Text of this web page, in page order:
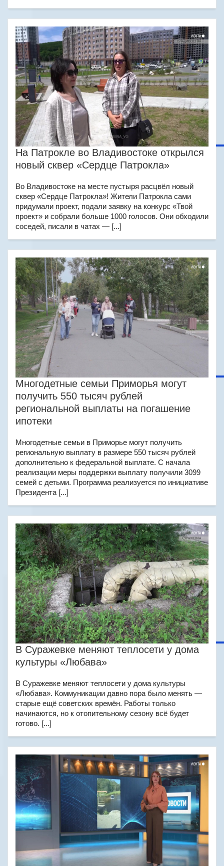
На Патрокле во Владивостоке открылся
новый сквер «Сердце Патрокла»
Во Владивостоке на месте пустыря расцвёл новый
сквер «Сердце Патрокла»! Жители Патрокла сами
придумали проект, подали заявку на конкурс «Твой
проект» и собрали больше 1000 голосов. Они обходили
соседей, писали в чатах — [...]
Многодетные семьи Приморья могут
получить 550 тысяч рублей
региональной выплаты на погашение
ипотеки
Многодетные семьи в Приморье могут получить
региональную выплату в размере 550 тысяч рублей
дополнительно к федеральной выплате. С начала
реализации меры поддержки выплату получили 3099
семей с детьми. Программа реализуется по инициативе
Президента [...]
В Суражевке меняют теплосети у дома
культуры «Любава»
В Суражевке меняют теплосети у дома культуры
«Любава». Коммуникации давно пора было менять —
старые ещё советских времён. Работы только
начинаются, но к отопительному сезону всё будет
готово. [...]